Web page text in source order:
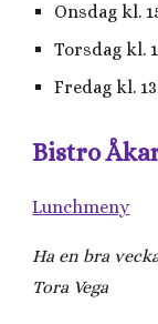
Onsdag kl.
Torsdag kl.
Fredag kl.
Bistro
Lunchmeny
Ha en bra
Tora Vega